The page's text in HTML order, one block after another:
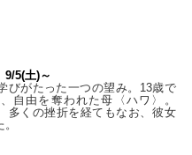
5(土)～
びがたった一つの望み。13歳で
自由を奪われた母〈ハワ〉。
くの挫折を経てもなお、彼女